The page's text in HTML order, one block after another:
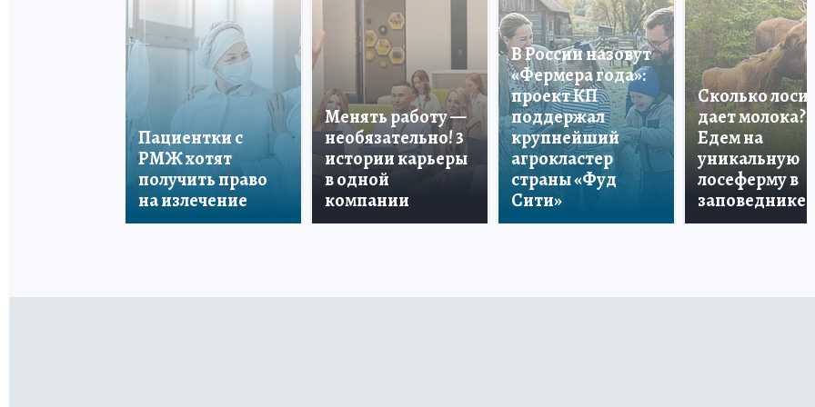
Пациентки с
РМЖ хотят
получить право
на излечение
Менять работу —
необязательно! 3
истории карьеры
в одной
компании
В России назовут
«Фермера года»:
проект КП
поддержал
крупнейший
агрокластер
страны «Фуд
Сити»
Сколько лосиха
дает молока?
Едем на
уникальную
лосеферму в
заповеднике!